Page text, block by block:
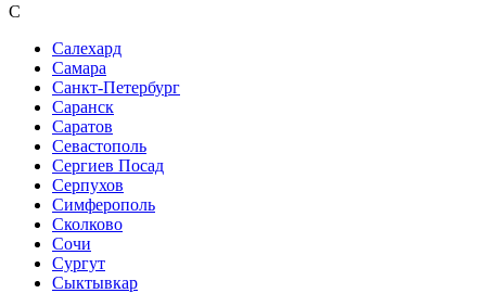
С
Салехард
Самара
Санкт-Петербург
Саранск
Саратов
Севастополь
Сергиев Посад
Серпухов
Симферополь
Сколково
Сочи
Сургут
Сыктывкар